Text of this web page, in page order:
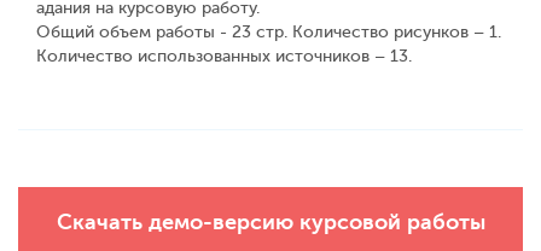
адания на курсовую работу.
Общий объем работы - 23 стр. Количество рисунков – 1.
Количество использованных источников – 13.
Скачать демо-версию курсовой работы